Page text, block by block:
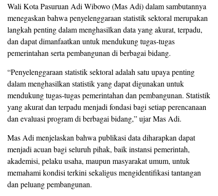
Wali Kota Pasuruan Adi Wibowo (Mas Adi) dalam sambutannya
menegaskan bahwa penyelenggaraan statistik sektoral merupakan
langkah penting dalam menghasilkan data yang akurat, terpadu,
dan dapat dimanfaatkan untuk mendukung tugas-tugas
pemerintahan serta pembangunan di berbagai bidang.
“Penyelenggaraan statistik sektoral adalah satu upaya penting
dalam menghasilkan statistik yang dapat digunakan untuk
mendukung tugas-tugas pemerintahan dan pembangunan. Statistik
yang akurat dan terpadu menjadi fondasi bagi setiap perencanaan
dan evaluasi program di berbagai bidang,” ujar Mas Adi.
Mas Adi menjelaskan bahwa publikasi data diharapkan dapat
menjadi acuan bagi seluruh pihak, baik instansi pemerintah,
akademisi, pelaku usaha, maupun masyarakat umum, untuk
memahami kondisi terkini sekaligus mengidentifikasi tantangan
dan peluang pembangunan.